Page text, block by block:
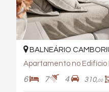
BALNEÁRIO
Apartamento no Edifício
6 7 4 310,00